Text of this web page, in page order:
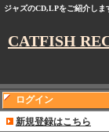
ジャズのCD,LPをご紹介しま
CATFISH
ログイン
新規登録はこちら